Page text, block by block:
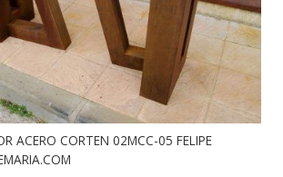
ACERO CORTEN 02MCC-05 FELIPE